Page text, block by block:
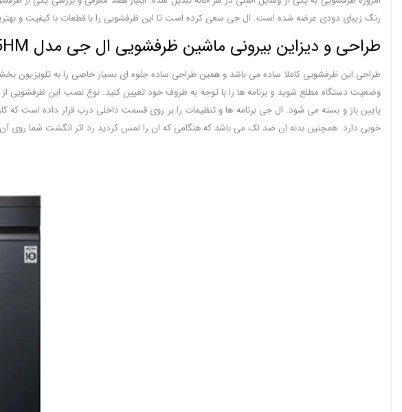
رنگ زیبای دودی عرضه شده است. ال جی سعی کرده است تا این ظرفشویی را با قطعات با کیفیت و بهترین
طراحی و دیزاین بیرونی ماشین ظرفشویی ال جی مدل DFC335HM رنگ دودی
طراحی این ظرفشویی کاملا ساده می باشد و همین طراحی ساده جلوه ای بسیار خاصی را به
وضعیت دستگاه مطلع شوید و برنامه ها را با توجه به ظروف خود تعیین کنید. نوع نصب این ظرفشویی
پایین باز و بسته می شود. ال جی برنامه ها و تنظیمات را بر روی قسمت داخلی درب قرار داده است که
خوبی دارد. همچنین بدنه ان ضد لک می باشد که هنگامی که ان را لمس کردید رد اثر انگشت شما روی آن